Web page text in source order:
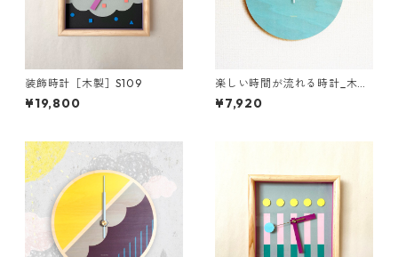
装飾時計［木製］S109
¥19,800
楽しい時間が流れる時計_木製
［掛け時計］C04_Yellow × Bl
ue
¥7,920